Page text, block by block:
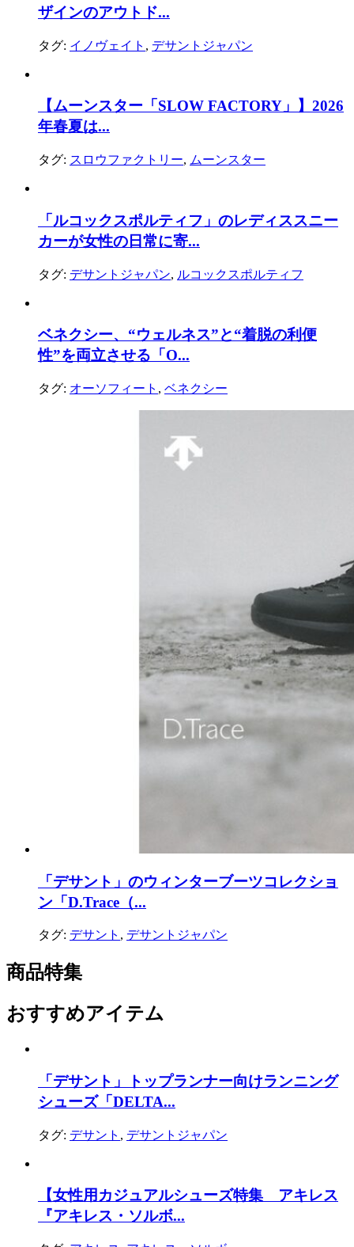
ザインのアウトド...
タグ: イノヴェイト , デサントジャパン
【ムーンスター「SLOW FACTORY」】2026
年春夏は...
タグ: スロウファクトリー, ムーンスター
「ルコックスポルティフ」のレディススニー
カーが女性の日常に寄...
タグ: デサントジャパン, ルコックスポルティフ
ベネクシー、“ウェルネス”と“着脱の利便
性”を両立させる「O...
タグ: オーソフィート , ベネクシー
「デサント」のウィンターブーツコレクショ
ン「D.Trace（...
タグ: デサント , デサントジャパン
商品特集
おすすめアイテム
「デサント」トップランナー向けランニング
シューズ「DELTA...
タグ: デサント , デサントジャパン
【女性用カジュアルシューズ特集 アキレス
『アキレス・ソルボ...